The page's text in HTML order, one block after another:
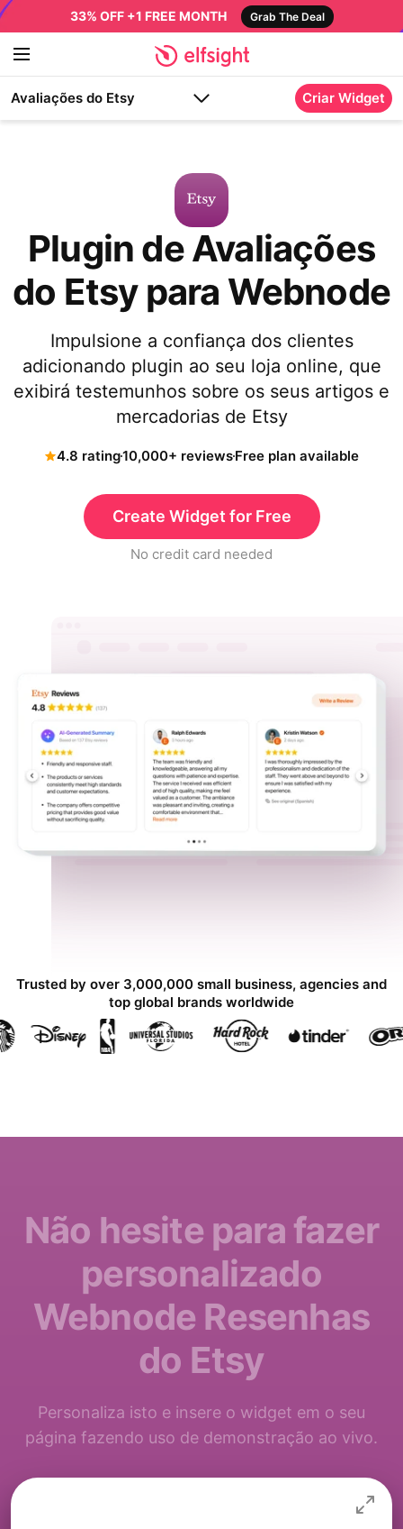
33% OFF +1 FREE MONTH Grab The Deal
Avaliações do Etsy Criar Widget
Plugin de Avaliações
do Etsy para Webnode
Impulsione a confiança dos clientes
adicionando plugin ao seu loja online, que
exibirá testemunhos sobre os seus artigos e
mercadorias de Etsy
4.8 rating10,000+ reviewsFree plan available
Create Widget for Free
No credit card needed
Trusted by over 3,000,000 small business, agencies and
top global brands worldwide
Não hesite para fazer
personalizado
Webnode Resenhas
do Etsy
Personaliza isto e insere o widget em o seu
página fazendo uso de demonstração ao vivo.